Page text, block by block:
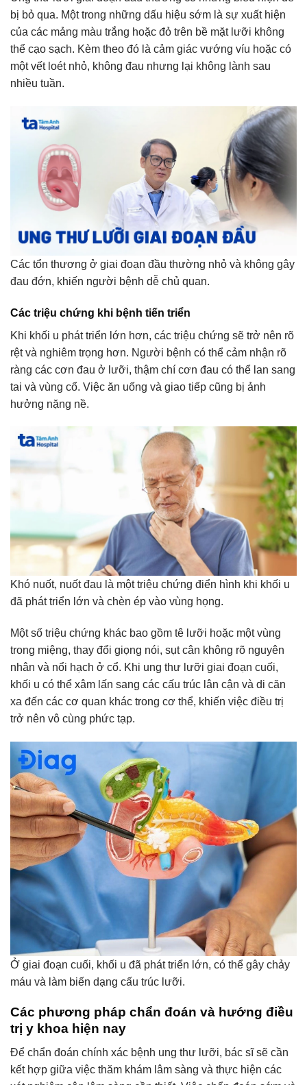
bị bỏ qua. Một trong những dấu hiệu sớm là sự xuất hiện
của các mảng màu trắng hoặc đỏ trên bề mặt lưỡi không
thể cạo sạch. Kèm theo đó là cảm giác vướng víu hoặc có
một vết loét nhỏ, không đau nhưng lại không lành sau
nhiều tuần.
Các tổn thương ở giai đoạn đầu thường nhỏ và không gây
đau đớn, khiến người bệnh dễ chủ quan.
Các triệu chứng khi bệnh tiến triển
Khi khối u phát triển lớn hơn, các triệu chứng sẽ trở nên rõ
rệt và nghiêm trọng hơn. Người bệnh có thể cảm nhận rõ
ràng các cơn đau ở lưỡi, thậm chí cơn đau có thể lan sang
tai và vùng cổ. Việc ăn uống và giao tiếp cũng bị ảnh
hưởng nặng nề.
Khó nuốt, nuốt đau là một triệu chứng điển hình khi khối u
đã phát triển lớn và chèn ép vào vùng họng.
Một số triệu chứng khác bao gồm tê lưỡi hoặc một vùng
trong miệng, thay đổi giọng nói, sụt cân không rõ nguyên
nhân và nổi hạch ở cổ. Khi ung thư lưỡi giai đoạn cuối,
khối u có thể xâm lấn sang các cấu trúc lân cận và di căn
xa đến các cơ quan khác trong cơ thể, khiến việc điều trị
trở nên vô cùng phức tạp.
Ở giai đoạn cuối, khối u đã phát triển lớn, có thể gây chảy
máu và làm biến dạng cấu trúc lưỡi.
Các phương pháp chẩn đoán và hướng điều
trị y khoa hiện nay
Để chẩn đoán chính xác bệnh ung thư lưỡi, bác sĩ sẽ cần
kết hợp giữa việc thăm khám lâm sàng và thực hiện các